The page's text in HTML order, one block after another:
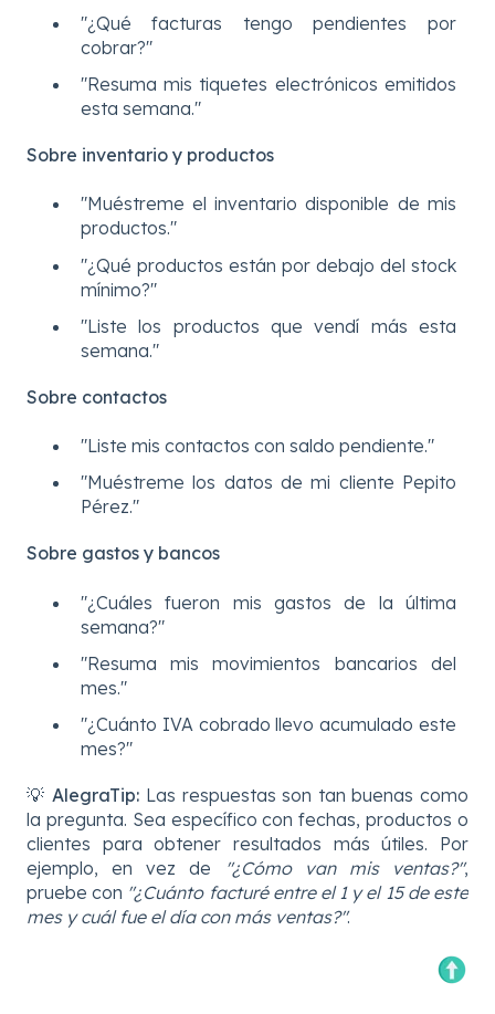
"¿Qué facturas tengo pendientes por
cobrar?"
"Resuma mis tiquetes electrónicos emitidos
esta semana."
Sobre inventario y productos
"Muéstreme el inventario disponible de mis
productos."
"¿Qué productos están por debajo del stock
mínimo?"
"Liste los productos que vendí más esta
semana."
Sobre contactos
"Liste mis contactos con saldo pendiente."
"Muéstreme los datos de mi cliente Pepito
Pérez."
Sobre gastos y bancos
"¿Cuáles fueron mis gastos de la última
semana?"
"Resuma mis movimientos bancarios del
mes."
"¿Cuánto IVA cobrado llevo acumulado este
mes?"
💡AlegraTip: Las respuestas son tan buenas como
la pregunta. Sea específico con fechas, productos o
clientes para obtener resultados más útiles. Por
ejemplo, en vez de
"¿Cómo van mis ventas?",
pruebe con "¿Cuánto facturé entre el 1 y el 15 de este
mes y cuál fue el día con más ventas?".